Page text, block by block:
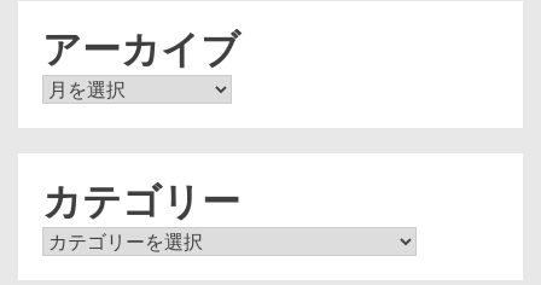
アーカイブ
ア
カテゴリー
カ